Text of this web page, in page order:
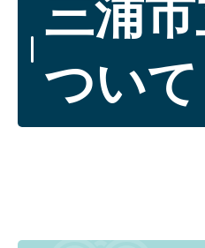
三浦
ついて